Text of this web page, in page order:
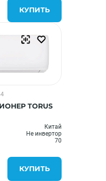
КУПИТЬ
TORUS
Китай
Не инвертор
70
КУПИТЬ